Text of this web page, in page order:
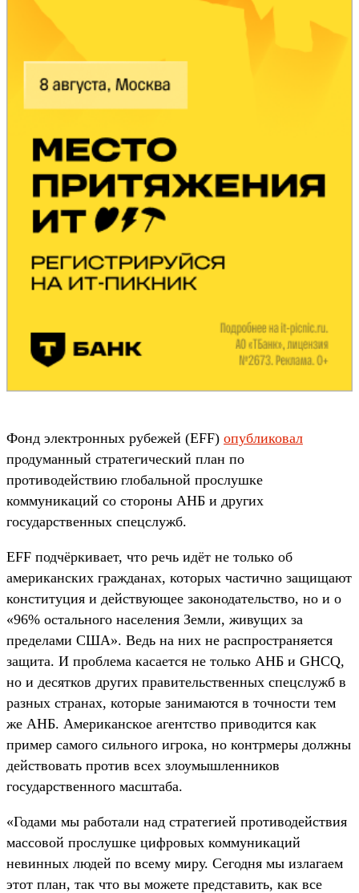
Фонд электронных рубежей (EFF) опубликовал
продуманный стратегический план по
противодействию глобальной прослушке
коммуникаций со стороны АНБ и других
государственных спецслужб.
EFF подчёркивает, что речь идёт не только об
американских гражданах, которых частично защищают
конституция и действующее законодательство, но и о
«96% остального населения Земли, живущих за
пределами США». Ведь на них не распространяется
защита. И проблема касается не только АНБ и GHCQ,
но и десятков других правительственных спецслужб в
разных странах, которые занимаются в точности тем
же АНБ. Американское агентство приводится как
пример самого сильного игрока, но контрмеры должны
действовать против всех злоумышленников
государственного масштаба.
«Годами мы работали над стратегией противодействия
массовой прослушке цифровых коммуникаций
невинных людей по всему миру. Сегодня мы излагаем
этот план, так что вы можете представить, как все